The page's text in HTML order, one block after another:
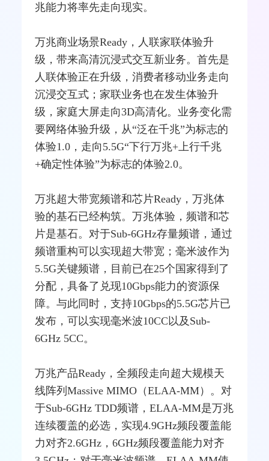
兆能力将率先走向现实。
万兆商业场景Ready，人联家联体验升
级，带来高清沉浸式交互新业务。首先是
人联体验正在升级，消费者移动业务走向
沉浸交互式；家联业务也在发生体验升
级，家庭大屏走向3D高清化。业务变化需
要网络体验升级，从“泛在千兆”为标志的
体验1.0，走向5.5G“下行万兆+上行千兆
+确定性体验”为标志的体验2.0。
万兆超大带宽频谱和芯片Ready，万兆体
验的基石已经构筑。万兆体验，频谱和芯
片是基石。对于Sub-6GHz存量频谱，通过
频谱重构可以实现超大带宽；毫米波作为
5.5G关键频谱，目前已在25个国家得到了
分配，具备了兑现10Gbps能力的资源保
障。与此同时，支持10Gbps的5.5G芯片已
发布，可以实现毫米波10CC以及Sub-
6GHz 5CC。
万兆产品Ready，全频段走向超大规模天
线阵列MassiveMIMO （ELAA-MM）。对
于Sub-6GHzTDD频谱，ELAA-MM是万兆
连续覆盖的必选，实现4.9GHz频段覆盖能
力对齐2.6GHz，6GHz频段覆盖能力对齐